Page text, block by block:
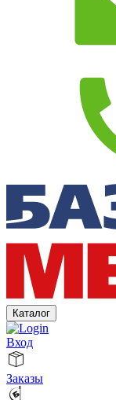
Каталог
Вход
Заказы